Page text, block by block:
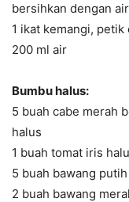
bersihkan dengan
1 ikat kemangi,
200 ml air
Bumbu halus:
5 buah cabe merah
halus
1 buah tomat iris
5 buah bawang putih
2 buah bawang